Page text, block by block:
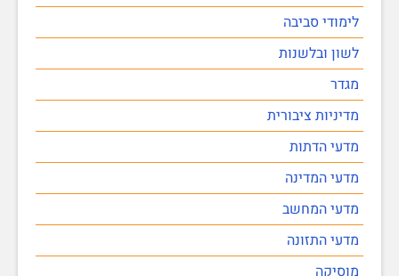
לימודי סביבה
לשון ובלשנות
מגדר
מדיניות ציבורית
מדעי הדתות
מדעי המדינה
מדעי המחשב
מדעי התזונה
מוסיקה